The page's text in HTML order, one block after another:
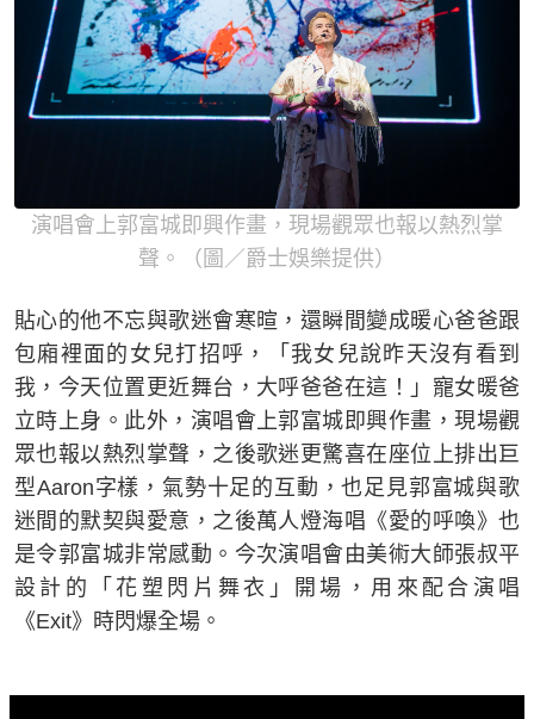
演唱會上郭富城即興作畫，現場觀眾也報以熱烈掌
聲。（圖／爵士娛樂提供）
貼心的他不忘與歌迷會寒暄，還瞬間變成暖心爸爸跟
包廂裡面的女兒打招呼，「我女兒說昨天沒有看到
我，今天位置更近舞台，大呼爸爸在這！」寵女暖爸
立時上身。此外，演唱會上郭富城即興作畫，現場觀
眾也報以熱烈掌聲，之後歌迷更驚喜在座位上排出巨
型Aaron字樣，氣勢十足的互動，也足見郭富城與歌
迷間的默契與愛意，之後萬人燈海唱《愛的呼喚》也
是令郭富城非常感動。今次演唱會由美術大師張叔平
設計的「花塑閃片舞衣」開場，用來配合演唱
《Exit》時閃爆全場。